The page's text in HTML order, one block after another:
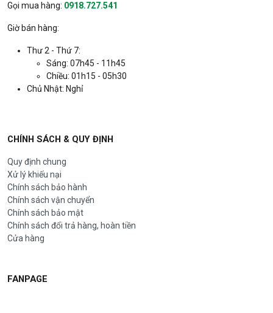
Gọi mua hàng: 0918.727.541
Giờ bán hàng:
Thư 2 - Thứ 7:
Sáng: 07h45 - 11h45
Chiều: 01h15 - 05h30
Chủ Nhật: Nghỉ
CHÍNH SÁCH & QUY ĐỊNH
Quy định chung
Xử lý khiếu nại
Chính sách bảo hành
Chính sách vận chuyển
Chính sách bảo mật
Chính sách đổi trả hàng, hoàn tiền
Cửa hàng
FANPAGE